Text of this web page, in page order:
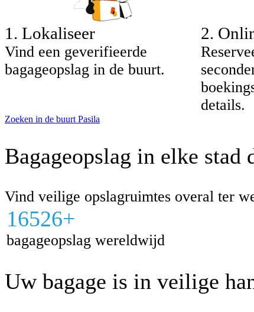
1 . Lokaliseer
Vind een geverifieerde
bagageopslag in de buurt.
2.
details.
Zoeken in de buurt Pasila
Bagageopslag in elke stad
Vind veilige opslagruimtes overal ter
16526+
bagageopslag wereldwijd
Uw bagage is in veilige